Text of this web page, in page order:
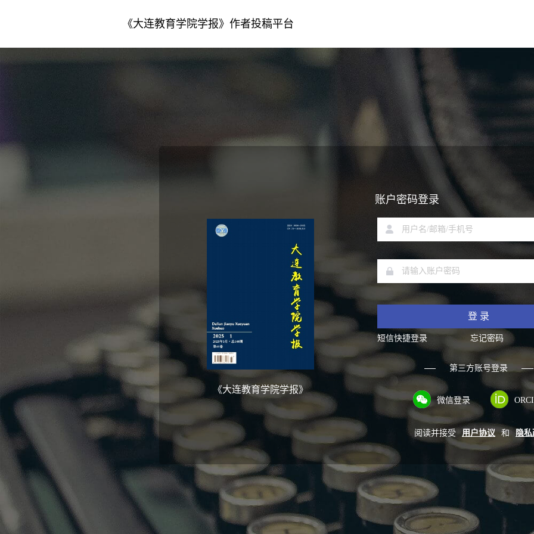
《大连教育学院学报》作者投稿平台
《大连教育学院学报》
账户密码登录
登 录
短信快捷登录 忘记密码
第三方账号登录
微信登录
阅读并接受 用户协议 和 隐私